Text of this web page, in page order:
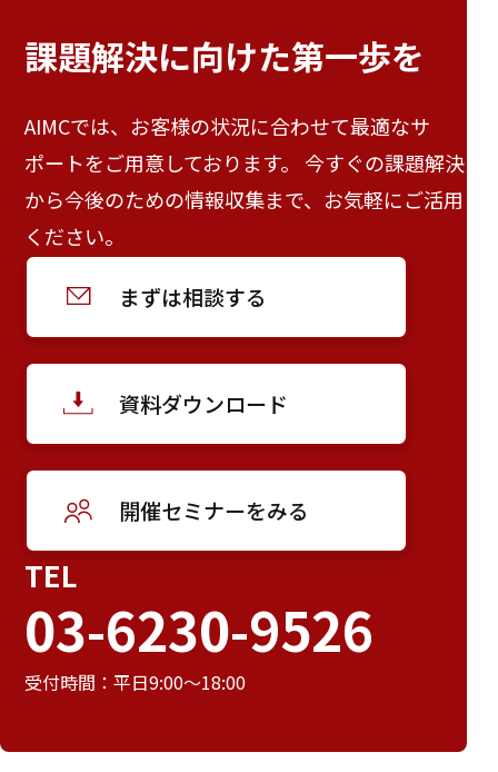
課題解決に向けた第一歩を
AIMCでは、お客様の状況に合わせて最適なサ
ポートをご用意しております。 今すぐの課題解決
から今後のための情報収集まで、お気軽にご活用
ください。
まずは相談する
資料ダウンロード
開催セミナーをみる
TEL
03-6230-9526
受付時間：平日9:00～18:00